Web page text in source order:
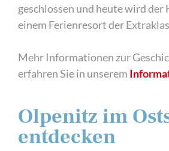
geschlossen und heute wird der
einem Ferienresort der
Mehr Informationen zur
erfahren Sie in unserem
Olpenitz im
entdecken